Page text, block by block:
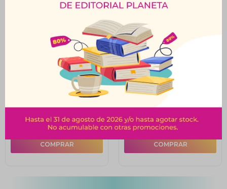
Set de 12 Velas
Flotantes Blancas
$ 340
Velas Te Led X 6 4Cm -
Plástico
$ 360